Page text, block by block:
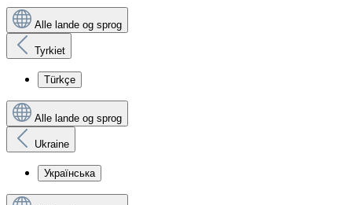
Alle lande og sprog
Tyrkiet
Türkçe
Alle lande og sprog
Ukraine
Українська